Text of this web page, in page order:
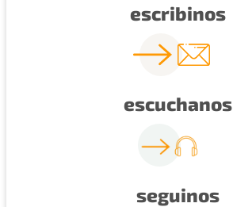
escribinos
escuchanos
seguinos